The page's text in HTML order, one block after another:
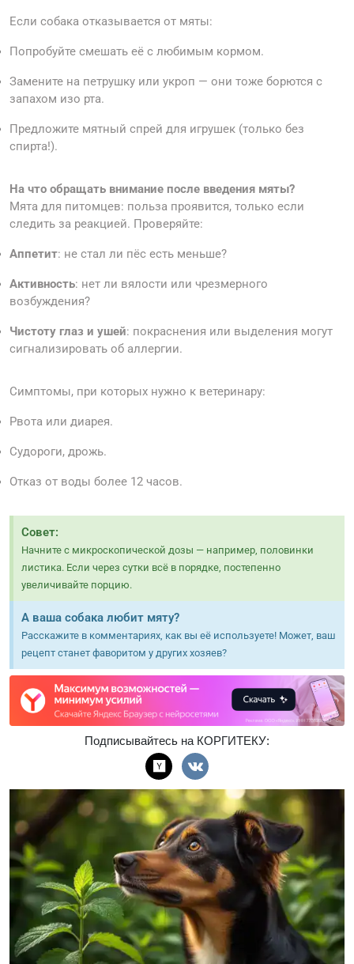
Если собака отказывается от мяты:
Попробуйте смешать её с любимым кормом.
Замените на петрушку или укроп — они тоже борются с
запахом изо рта.
Предложите мятный спрей для игрушек (только без
спирта!).
На что обращать внимание после введения мяты?
Мята для питомцев: польза проявится, только если
следить за реакцией. Проверяйте:
Аппетит: не стал ли пёс есть меньше?
Активность: нет ли вялости или чрезмерного
возбуждения?
Чистоту глаз и ушей: покраснения или выделения могут
сигнализировать об аллергии.
Симптомы, при которых нужно к ветеринару:
Рвота или диарея.
Судороги, дрожь.
Отказ от воды более 12 часов.
Совет:
Начните с микроскопической дозы — например, половинки
листика. Если через сутки всё в порядке, постепенно
увеличивайте порцию.
А ваша собака любит мяту?
Расскажите в комментариях, как вы её используете! Может, ваш
рецепт станет фаворитом у других хозяев?
Подписывайтесь на КОРГИТЕКУ: